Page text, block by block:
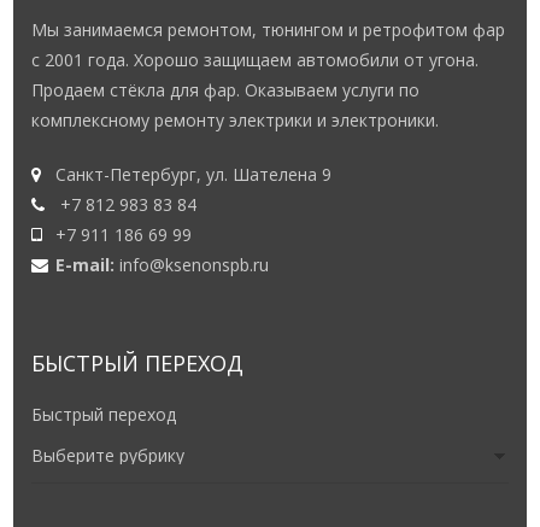
Мы занимаемся ремонтом, тюнингом и ретрофитом фар
с 2001 года. Хорошо защищаем автомобили от угона.
Продаем стёкла для фар. Оказываем услуги по
комплексному ремонту электрики и электроники.
Санкт-Петербург, ул. Шателена 9
+7 812 983 83 84
+7 911 186 69 99
E-mail:info@ksenonspb.ru
БЫСТРЫЙ ПЕРЕХОД
Быстрый переход